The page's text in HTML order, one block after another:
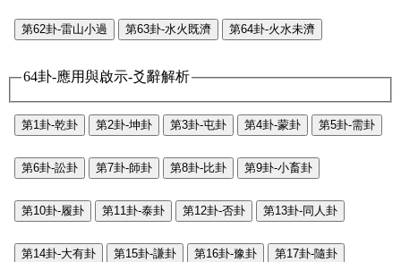
第62卦-雷山小過 第63卦-水火既濟 第64卦-火水未濟
64卦-應用與啟示-爻辭解析
第1卦-乾卦 第2卦-坤卦 第3卦-屯卦 第4卦-蒙卦 第5卦-需卦
第6卦-訟卦 第7卦-師卦 第8卦-比卦 第9卦-小畜卦
第10卦-履卦 第11卦-泰卦 第12卦-否卦 第13卦-同人卦
第14卦-大有卦 第15卦-謙卦 第16卦-豫卦 第17卦-隨卦